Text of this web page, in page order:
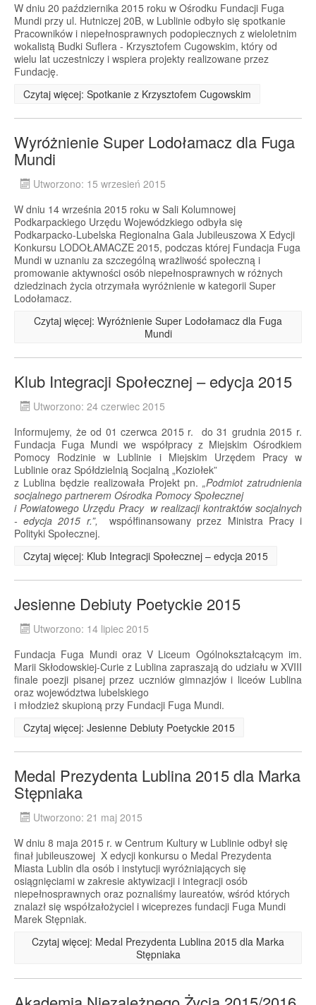
W dniu 20 października 2015 roku w Ośrodku Fundacji Fuga
Mundi przy ul. Hutniczej 20B, w Lublinie odbyło się spotkanie
Pracowników i niepełnosprawnych podopiecznych z wieloletnim
wokalistą Budki Suflera - Krzysztofem Cugowskim, który od
wielu lat uczestniczy i wspiera projekty realizowane przez
Fundację.
Czytaj więcej: Spotkanie z Krzysztofem Cugowskim
Wyróżnienie Super Lodołamacz dla Fuga
Mundi
Utworzono: 15 wrzesień 2015
W dniu 14 września 2015 roku w Sali Kolumnowej
Podkarpackiego Urzędu Wojewódzkiego odbyła się
Podkarpacko-Lubelska Regionalna Gala Jubileuszowa X Edycji
Konkursu LODOŁAMACZE 2015, podczas której Fundacja Fuga
Mundi w uznaniu za szczególną wrażliwość społeczną i
promowanie aktywności osób niepełnosprawnych w różnych
dziedzinach życia otrzymała wyróżnienie w kategorii Super
Lodołamacz.
Czytaj więcej: Wyróżnienie Super Lodołamacz dla Fuga
Mundi
Klub Integracji Społecznej – edycja 2015
Utworzono: 24 czerwiec 2015
Informujemy, że od 01 czerwca 2015 r. do 31 grudnia 2015 r.
Fundacja Fuga Mundi we współpracy z Miejskim Ośrodkiem
Pomocy Rodzinie w Lublinie i Miejskim Urzędem Pracy w
Lublinie oraz Spółdzielnią Socjalną „Koziołek”
z Lublina będzie realizowała Projekt pn. „Podmiot zatrudnienia
socjalnego partnerem Ośrodka Pomocy Społecznej
i Powiatowego Urzędu Pracy w realizacji kontraktów socjalnych
- edycja 2015 r.”,współfinansowany przez Ministra Pracy i
Polityki Społecznej.
Czytaj więcej: Klub Integracji Społecznej – edycja 2015
Jesienne Debiuty Poetyckie 2015
Utworzono: 14 lipiec 2015
Fundacja Fuga Mundi oraz V Liceum Ogólnokształcącym im.
Marii Skłodowskiej-Curie z Lublina zapraszają do udziału w XVIII
finale poezji pisanej przez uczniów gimnazjów i liceów Lublina
oraz województwa lubelskiego
i młodzież skupioną przy Fundacji Fuga Mundi.
Czytaj więcej: Jesienne Debiuty Poetyckie 2015
Medal Prezydenta Lublina 2015 dla Marka
Stępniaka
Utworzono: 21 maj 2015
W dniu 8 maja 2015 r. w Centrum Kultury w Lublinie odbył się
finał jubileuszowej X edycji konkursu o Medal Prezydenta
Miasta Lublin dla osób i instytucji wyróżniających się
osiągnięciami w zakresie aktywizacji i integracji osób
niepełnosprawnych oraz poznaliśmy laureatów, wśród których
znalazł się współzałożyciel i wiceprezes fundacji Fuga Mundi
Marek Stępniak.
Czytaj więcej: Medal Prezydenta Lublina 2015 dla Marka
Stępniaka